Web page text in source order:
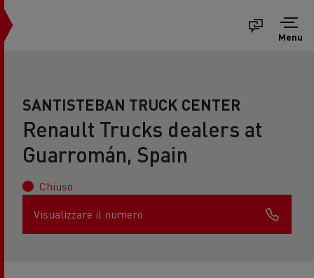
Menu
SANTISTEBAN TRUCK CENTER
Renault Trucks dealers at
Guarromán, Spain
Chiuso
Visualizzare il numero